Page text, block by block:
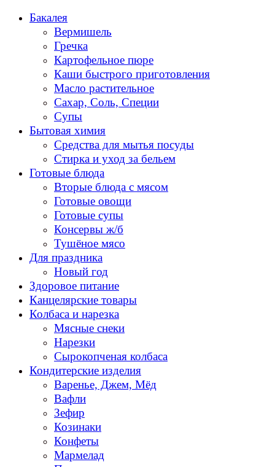
Перейти
содержанию
Бакалея
Вермишель
Гречка
Картофельное пюре
Каши быстрого приготовления
Масло растительное
Сахар, Соль, Специи
Супы
Бытовая химия
Средства для мытья посуды
Стирка и уход за бельем
Готовые блюда
Вторые блюда с мясом
Готовые овощи
Готовые супы
Консервы ж/б
Тушёное мясо
Для праздника
Новый год
Здоровое питание
Канцелярские товары
Колбаса и нарезка
Мясные снеки
Нарезки
Сырокопченая колбаса
Кондитерские изделия
Варенье, Джем, Мёд
Вафли
Зефир
Козинаки
Конфеты
Мармелад